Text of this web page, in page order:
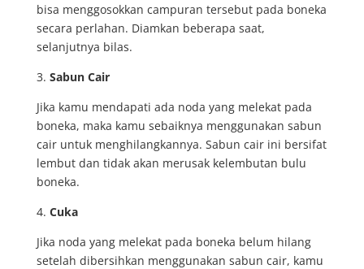
bisa menggosokkan campuran tersebut pada boneka
secara perlahan. Diamkan beberapa saat,
selanjutnya bilas.
3. Sabun Cair
Jika kamu mendapati ada noda yang melekat pada
boneka, maka kamu sebaiknya menggunakan sabun
cair untuk menghilangkannya. Sabun cair ini bersifat
lembut dan tidak akan merusak kelembutan bulu
boneka.
4. Cuka
Jika noda yang melekat pada boneka belum hilang
setelah dibersihkan menggunakan sabun cair, kamu